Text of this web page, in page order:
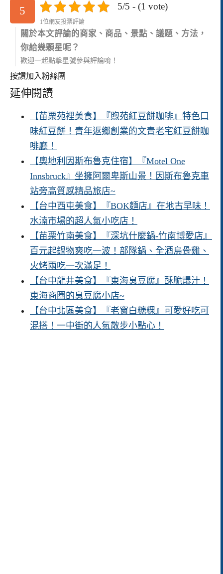
5 5/5 - (1 vote)
1位網友投票評論
關於本文評論的商家、商品、景點、議題、方法，
你給幾顆星呢？
歡迎一起點擊星號參與評論唷！
按讚加入粉絲團
延伸閱讀
【苗栗苑裡美食】『煦苑紅豆餅咖啡』特色口
味紅豆餅！青年返鄉創業的文青老宅紅豆餅咖
啡廳！
【奧地利因斯布魯克住宿】『Motel One
Innsbruck』坐擁阿爾卑斯山景！因斯布魯克車
站旁高質感精品旅店~
【台中西屯美食】『BOK麵店』在地古早味！
水湳市場的超人氣小吃店！
【苗栗竹南美食】『深坑什麼鍋-竹南博愛店』
百元起鍋物爽吃一波！部隊鍋、全酒烏骨雞、
火烤兩吃一次滿足！
【台中龍井美食】『東海臭豆腐』酥脆爆汁！
東海商圈的臭豆腐小店~
【台中北區美食】『老窗白糖粿』可愛好吃可
混搭！一中街的人氣散步小點心！